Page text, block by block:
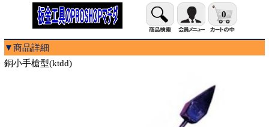
0
▼商品詳細
銅小手槍型(ktdd)